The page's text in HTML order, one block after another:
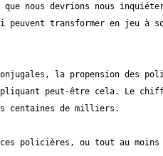
nous devrions nous
transformer en jeu à
la propension des
peut-être cela. Le
policières, ou tout au moins